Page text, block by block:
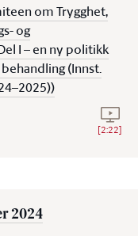
om Trygghet,
og
I – en ny politikk
(Innst.
Se
[2:22]
2024